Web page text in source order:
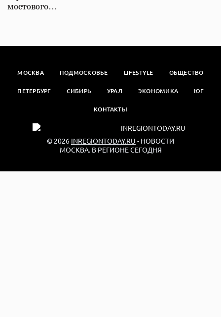
мостового…
МОСКВА ПОДМОСКОВЬЕ LIFESTYLE ОБЩЕСТВО
ПЕТЕРБУРГ СИБИРЬ УРАЛ ЭКОНОМИКА ЮГ
КОНТАКТЫ
© 2026 INREGIONTODAY.RU - НОВОСТИ
МОСКВА. В РЕГИОНЕ СЕГОДНЯ